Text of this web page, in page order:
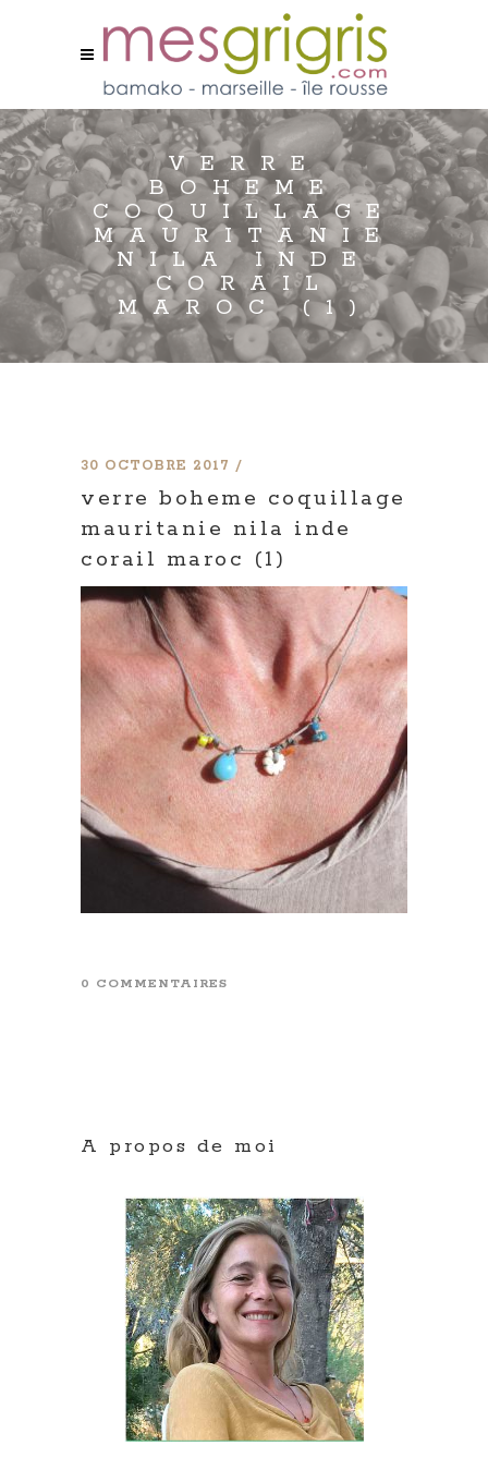
VERRE
BOHEME
COQUILLAGE
MAURITANIE
NILA INDE
CORAIL
MAROC (1)
30 OCTOBRE 2017
verre boheme coquillage
mauritanie nila inde
corail maroc (1)
0 COMMENTAIRES
A propos de moi